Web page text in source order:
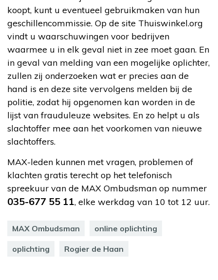
koopt, kunt u eventueel gebruikmaken van hun
geschillencommissie. Op de site Thuiswinkel.org
vindt u waarschuwingen voor bedrijven
waarmee u in elk geval niet in zee moet gaan. En
in geval van melding van een mogelijke oplichter,
zullen zij onderzoeken wat er precies aan de
hand is en deze site vervolgens melden bij de
politie, zodat hij opgenomen kan worden in de
lijst van frauduleuze websites. En zo helpt u als
slachtoffer mee aan het voorkomen van nieuwe
slachtoffers.
MAX-leden kunnen met vragen, problemen of
klachten gratis terecht op het telefonisch
spreekuur van de MAX Ombudsman op nummer
035-677 55 11, elke werkdag van 10 tot 12 uur.
MAX Ombudsman online oplichting
oplichting Rogier de Haan